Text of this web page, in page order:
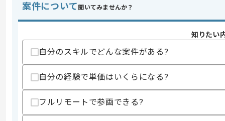
歓迎スキル
・CATIAV6を用いた経験
スキルに不安がある方へ
上記に似た経験やスキルをお持ちであれば申
精算・お支払い
案件について 聞いてみませんか？
知りたい
自分のスキルでどんな案件がある?
自分の経験で単価はいくらになる?
フルリモートで参画できる?